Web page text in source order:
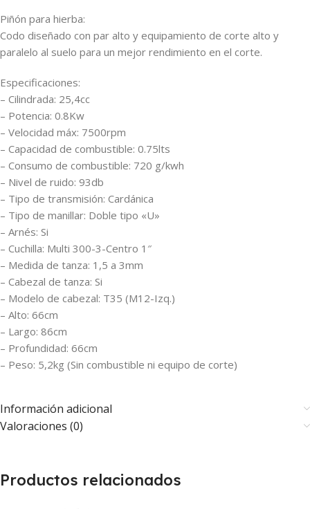
Piñón para hierba:
Codo diseñado con par alto y equipamiento de corte alto y
paralelo al suelo para un mejor rendimiento en el corte.
Especificaciones:
– Cilindrada: 25,4cc
– Potencia: 0.8Kw
– Velocidad máx: 7500rpm
– Capacidad de combustible: 0.75lts
– Consumo de combustible: 720 g/kwh
– Nivel de ruido: 93db
– Tipo de transmisión: Cardánica
– Tipo de manillar: Doble tipo «U»
– Arnés: Si
– Cuchilla: Multi 300-3-Centro 1″
– Medida de tanza: 1,5 a 3mm
– Cabezal de tanza: Si
– Modelo de cabezal: T35 (M12-Izq.)
– Alto: 66cm
– Largo: 86cm
– Profundidad: 66cm
– Peso: 5,2kg (Sin combustible ni equipo de corte)
Información adicional
Valoraciones (0)
Productos relacionados